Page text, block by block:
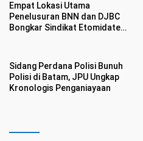
Empat Lokasi Utama
Penelusuran BNN dan DJBC
Bongkar Sindikat Etomidate
Sidang Perdana Polisi Bunuh
Polisi di Batam, JPU Ungkap
Kronologis Penganiayaan